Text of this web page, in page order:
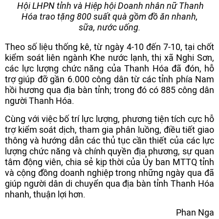
Hội LHPN tỉnh và Hiệp hội Doanh nhân nữ Thanh
Hóa trao tặng 800 suất quà gồm đồ ăn nhanh,
sữa, nước uống.
Theo số liệu thống kê, từ ngày 4-10 đến 7-10, tại chốt
kiểm soát liên ngành Khe nước lạnh, thị xã Nghi Sơn,
các lực lượng chức năng của Thanh Hóa đã đón, hỗ
trợ giúp đỡ gần 6.000 công dân từ các tỉnh phía Nam
hồi hương qua địa bàn tỉnh; trong đó có 885 công dân
người Thanh Hóa.
Cùng với việc bố trí lực lượng, phương tiện tích cực hỗ
trợ kiểm soát dịch, tham gia phân luồng, điều tiết giao
thông và hướng dẫn các thủ tục cần thiết của các lực
lượng chức năng và chính quyền địa phương, sự quan
tâm động viên, chia sẻ kịp thời của Ủy ban MTTQ tỉnh
và cộng đồng doanh nghiệp trong những ngày qua đã
giúp người dân di chuyển qua địa bàn tỉnh Thanh Hóa
nhanh, thuận lợi hơn.
Phan Nga